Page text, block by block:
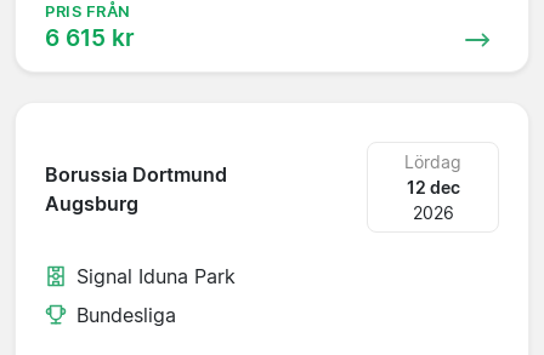
PRIS FRÅN
6 615 kr
Borussia Dortmund
Augsburg
Lördag
12 dec
2026
Signal Iduna Park
Bundesliga